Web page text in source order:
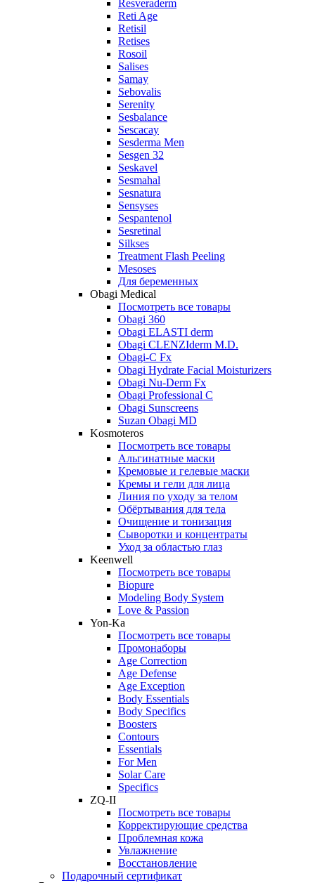
Resveraderm
Reti Age
Retisil
Retises
Rosoil
Salises
Samay
Sebovalis
Serenity
Sesbalance
Sescacay
Sesderma Men
Sesgen 32
Seskavel
Sesmahal
Sesnatura
Sensyses
Sespantenol
Sesretinal
Silkses
Treatment Flash Peeling
Mesoses
Для беременных
Obagi Medical
Посмотреть все товары
Obagi 360
Obagi ELASTI derm
Obagi CLENZIderm M.D.
Obagi-C Fx
Obagi Hydrate Facial Moisturizers
Obagi Nu-Derm Fx
Obagi Professional C
Obagi Sunscreens
Suzan Obagi MD
Kosmoteros
Посмотреть все товары
Альгинатные маски
Кремовые и гелевые маски
Кремы и гели для лица
Линия по уходу за телом
Обёртывания для тела
Очищение и тонизация
Сыворотки и концентраты
Уход за областью глаз
Keenwell
Посмотреть все товары
Biopure
Modeling Body System
Love & Passion
Yon-Ka
Посмотреть все товары
Промонаборы
Age Correction
Age Defense
Age Exception
Body Essentials
Body Specifics
Boosters
Contours
Essentials
For Men
Solar Care
Specifics
ZQ-II
Посмотреть все товары
Корректирующие средства
Проблемная кожа
Увлажнение
Восстановление
Подарочный сертификат